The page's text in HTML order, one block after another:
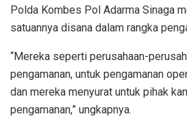
Polda Kombes Pol Adarma Sinaga
satuannya disana dalam rangka
“Mereka seperti perusahaan-
pengamanan, untuk pengamanan
dan mereka menyurat untuk pihak
pengamanan,” ungkapnya.